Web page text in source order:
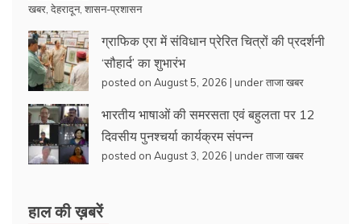
खबर देहरादून, शासन-प्रशासन
ग्राफिक एरा में संविधान प्रेरित चित्रों की प्रदर्शनी
‘सौहार्द’ का शुभारंभ
posted on August 5, 2026 | underताजा खबर
भारतीय भाषाओं की समरसता एवं बहुलता पर 12
दिवसीय पुनश्चर्या कार्यक्रम संपन्न
posted on August 3, 2026 | underताजा खबर
हाल की ख़बरें